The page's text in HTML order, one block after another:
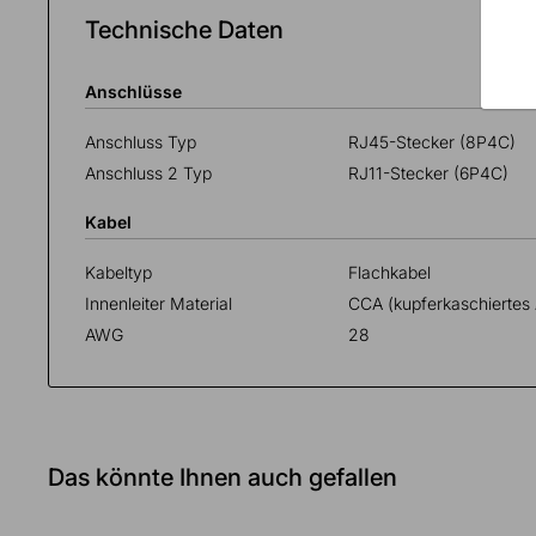
Technische Daten
Anschlüsse
Anschluss Typ
RJ45-Stecker (8P4C)
Anschluss 2 Typ
RJ11-Stecker (6P4C)
Kabel
Kabeltyp
Flachkabel
Innenleiter Material
CCA (kupferkaschiertes
AWG
28
Das könnte Ihnen auch gefallen